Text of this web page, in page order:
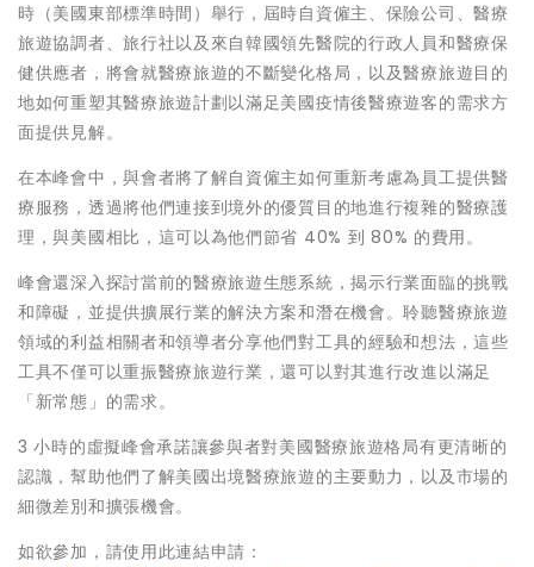
時（美國東部標準時間）舉行，屆時自資僱主、保險公司、醫療
旅遊協調者、旅行社以及來自韓國領先醫院的行政人員和醫療保
健供應者，將會就醫療旅遊的不斷變化格局，以及醫療旅遊目的
地如何重塑其醫療旅遊計劃以滿足美國疫情後醫療遊客的需求方
面提供見解。
在本峰會中，與會者將了解自資僱主如何重新考慮為員工提供醫
療服務，透過將他們連接到境外的優質目的地進行複雜的醫療護
理，與美國相比，這可以為他們節省 40% 到 80% 的費用。
峰會還深入探討當前的醫療旅遊生態系統，揭示行業面臨的挑戰
和障礙，並提供擴展行業的解決方案和潛在機會。聆聽醫療旅遊
領域的利益相關者和領導者分享他們對工具的經驗和想法，這些
工具不僅可以重振醫療旅遊行業，還可以對其進行改進以滿足
「新常態」的需求。
3 小時的虛擬峰會承諾讓參與者對美國醫療旅遊格局有更清晰的
認識，幫助他們了解美國出境醫療旅遊的主要動力，以及市場的
細微差別和擴張機會。
如欲參加，請使用此連結申請：